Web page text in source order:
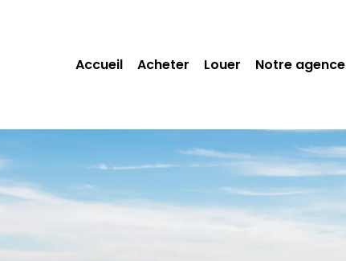
Accueil Acheter Louer Notre agence